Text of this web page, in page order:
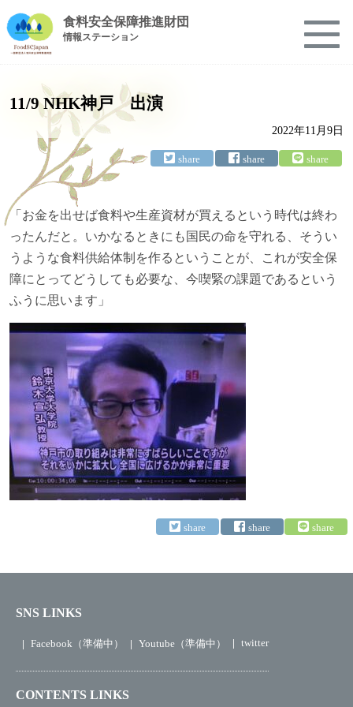
食料安全保障推進財団
情報ステーション
11/9 NHK神戸 出演
2022年11月9日
「お金を出せば食料や生産資材が買えるという時代は終わ
ったんだと。いかなるときにも国民の命を守れる、そうい
うような食料供給体制を作るということが、これが安全保
障にとってどうしても必要な、今喫緊の課題であるという
ふうに思います」
SNS LINKS
Facebook（準備中） Youtube（準備中） twitter
CONTENTS LINKS